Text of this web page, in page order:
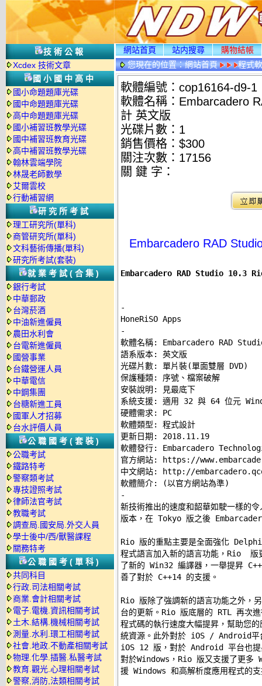
技術公報
Xcdex 技術文章
國小國中高中
國小命題題庫光碟
國中命題題庫光碟
高中命題題庫光碟
國小補習班教學光碟
國中補習班教育光碟
高中補習班教學光碟
翰林雲端學院
林晟老師數學
艾爾雲校
行動補習網
研究所考試
理工研究所(單科)
商管研究所(單科)
文科藝術傳播(單科)
研究所考試(套裝)
就業考試(合集)
銀行考試
中華郵政
台灣菸酒
中油新進僱員
農田水利會
台電新進僱員
國營事業
台鐵營運人員
中華電信
中鋼集團
台糖新進工員
國軍人才招募
台水評價人員
公職國考(套裝)
公職考試
鐵路特考
警察類考試
專技證照考試
律師法官考試
教職考試
調查局.國安局.外交人員
學士後中/西/獸醫課程
關務特考
公職國考(單科)
共同科目
行政.司法相關考試
商業.會計相關考試
電子.電機.資訊相關考試
土木.結構.機械相關考試
測量.水利.環工相關考試
社會.地政.不動產相關考試
物理.化學.插醫.私醫考試
教育.觀光.心理相關考試
警察,消防,法類相關考試
網站首頁 站内搜尋
購物結帳
您現在的位置：網站首頁 程式
軟體編號：cop16164-d9-1
軟體名稱：Embarcadero
計 英文版
光碟片數：1
銷售價格：$300
關注次數： 17156
關 鍵 字：
Embarcadero RAD
Embarcadero RAD Studio 10.3
-
-
軟體名稱: Embarcadero RAD
語系版本: 英文版
光碟片數: 單片裝(單面雙層 DVD)
保護種類: 序號、檔案破解
安裝說明:
見最底下
系統支援: 適用 32 與 64 位元
硬體需求: PC
軟體類型: 程式設計
更新日期: 2018.11.19
軟體發行: Embarcadero
官方網站:
https://
中文網站:
http://
-
新技術推出的速度和韶華如駛一樣
版本，在 Tokyo 版之後
Rio 版的重點主要是全面強化
程式語言加入新的語言功能，Rio
了新的 Win32 編譯器，一舉提昇
善了對於 C++14 的支援。
Rio 版除了強調新的語言功能之外
台的更新。Rio 版底層的 RTL 再次
程式碼的執行速度大幅提昇，幫助您
統資源。此外對於 iOS / Android平
iOS 12 版，對於 Android 平台也
對於Windows，Rio 版又支援了更多
援 Windows 和高解析度應用程式的